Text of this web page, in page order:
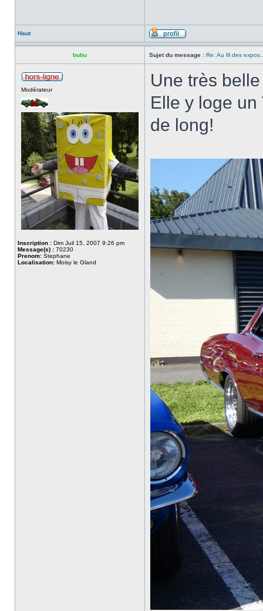
Haut
bubu Sujet du message : Re: Au fil des
Modérateur
Inscription : Dim Juil 15, 2007 9:26 pm
Message(s) : 70230
Prenom: Stephane
Localisation: Moisy le Gland
Une très
Elle y loge
de long!